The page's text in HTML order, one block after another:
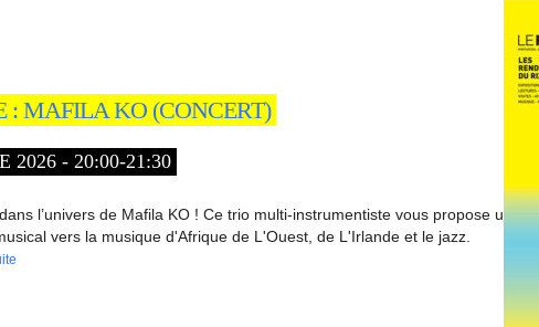
: MAFILA KO (CONCERT)
2026 - 20:00-21:30
l’univers de Mafila KO ! Ce trio multi-instrumentiste vous propose un
vers la musique d'Afrique de L'Ouest, de L'Irlande et le jazz.